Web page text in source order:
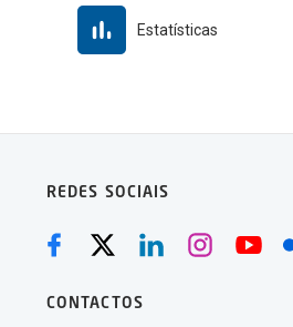
Estatísticas
REDES SOCIAIS
CONTACTOS